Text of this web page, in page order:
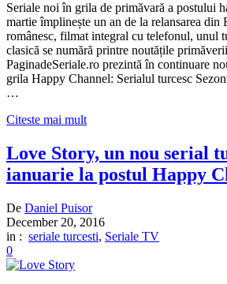
Seriale noi în grila de primăvară a postului
martie împlinește un an de la relansarea
românesc, filmat integral cu telefonul, unul
clasică se numără printre noutățile
PaginadeSeriale.ro prezintă în continuare
grila Happy Channel: Serialul turcesc
…
Citeste mai mult
Love Story, un nou serial
ianuarie la postul Happy
De Daniel Puisor
December 20, 2016
in : seriale turcesti, Seriale TV
0